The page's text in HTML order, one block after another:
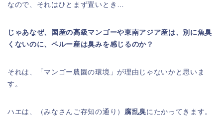
なので、それはひとまず置いとき…
じゃあなぜ、国産の高級マンゴーや東南アジア産は、別に魚臭
くないのに、ペルー産は臭みを感じるのか？
それは、「マンゴー農園の環境」が理由じゃないかと思いま
す。
ハエは、（みなさんご存知の通り） 腐乱臭にたかってきます。